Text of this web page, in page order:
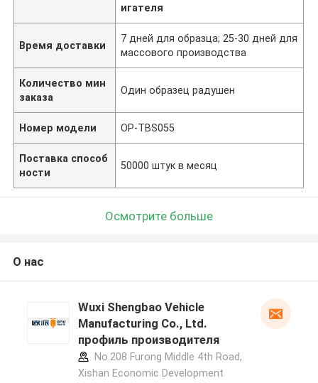
игателя
Время доставки
7 дней для образца; 25-30 дней для
массового производства
Количество мин
заказа
Один образец радушен
Номер модели OP-TBS055
Поставка способ
ности
50000 штук в месяц
Осмотрите больше
О нас
Wuxi Shengbao Vehicle
Manufacturing Co., Ltd.
профиль производителя
No.208 Furong Middle 4th Road,
Xishan Economic Development